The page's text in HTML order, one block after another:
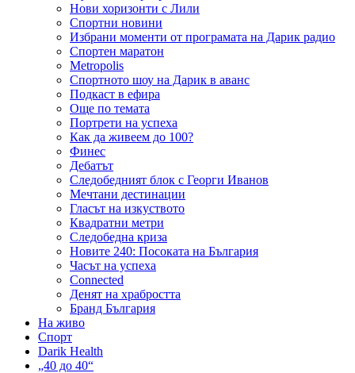
Нови хоризонти с Лили
Спортни новини
Избрани моменти от програмата на Дарик радио
Спортен маратон
Metropolis
Спортното шоу на Дарик в аванс
Подкаст в ефира
Още по темата
Портрети на успеха
Как да живеем до 100?
Финес
Дебатът
Следобедният блок с Георги Иванов
Мечтани дестинации
Гласът на изкуството
Квадратни метри
Следобедна криза
Новите 240: Посоката на България
Часът на успеха
Connected
Денят на храбростта
Бранд България
На живо
Спорт
Darik Health
„40 до 40“